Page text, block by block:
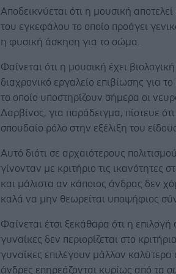
Αποδεικνύεται ότι η μουσική
του εγκεφάλου το οποίο προάγει
η φυσική άσκηση για το σώμα.
Φαίνεται ότι η μουσική έχει
διαχρονικό εργαλείο επιβίωσης για
το οποίο υποστηρίζουν σήμερα οι
Δαρβίνος, για παράδειγμα, πίστευε
σπουδαίο ρόλο στην εξέλιξη του
Αυτό διότι σε αρχαιότερους
γίνονταν με κριτήριο τις ικανότητες
και μάλιστα αν κάποιος άνδρας δεν
καλά να μην θεωρείται υποψήφιος
Φαίνεται έτσι ξεκάθαρα ότι η
γυναίκες δεν περιορίζεται στο
γυναίκες επιλέγουν μάλλον
άνδρες επηρεάζονται κυρίως από τα